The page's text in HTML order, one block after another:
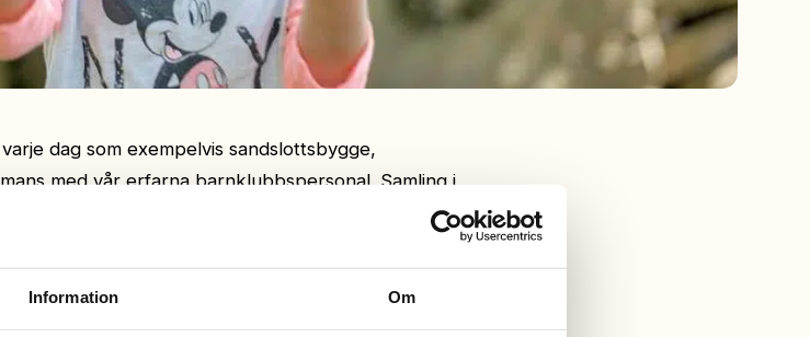
Information Om
dag som exempelvis sandslottsbygge,
med vår erfarna barnklubbspersonal. Samling i